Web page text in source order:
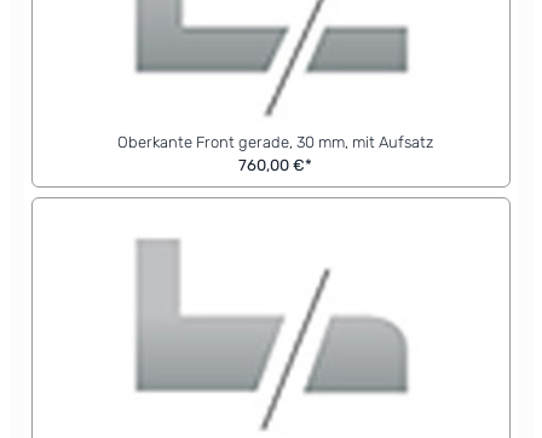
Oberkante Front gerade, 30 mm, mit Aufsatz
760,00 €*